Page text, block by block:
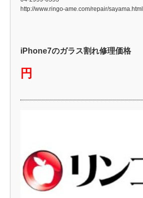
http://www.ringo-ame.com/repair/sayama.html
iPhone7のガラス割れ修理価格
円